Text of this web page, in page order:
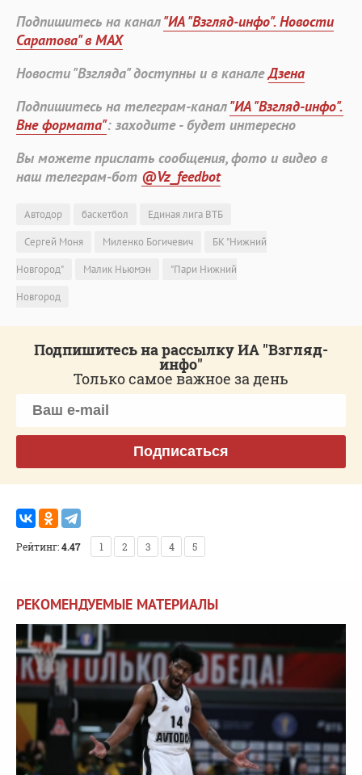
Подпишитесь на канал"ИА "Взгляд-инфо". Новости
Саратова" в MAX
Новости "Взгляда" доступны и в каналеДзена
Подпишитесь на телеграм-канал"ИА "Взгляд-инфо".
Вне формата": заходите - будет интересно
Вы можете прислать сообщения, фото и видео в
наш телеграм-бот @Vz_feedbot
Автодор баскетбол
Единая лига ВТБ
Сергей Моня
Миленко Богичевич
БК "Нижний
Новгород"
Малик Ньюмэн
"Пари Нижний
Новгород
Подпишитесь на рассылку ИА "Взгляд-
инфо"
Только самое важное за день
Подписаться
Рейтинг:4.47 1 2 3 4 5
РЕКОМЕНДУЕМЫЕ МАТЕРИАЛЫ